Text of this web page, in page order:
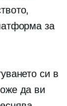
за
си в
да ви